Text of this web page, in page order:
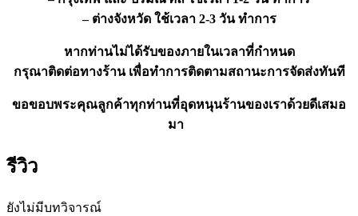
– ต่างจังหวัด ใช้เวลา 2-3 วัน ทำการ
หากท่านไม่ได้รับของภายในเวลาที่กำหนด
กรุณาติดต่อทางร้าน เพื่อทำการติดตามสถานะการจัดส่งทันที
ขอขอบพระคุณลูกค้าทุกท่านที่อุดหนุนร้านของเราด้วยดีเสมอ
มา
รีวิว
ยังไม่มีบทวิจารณ์